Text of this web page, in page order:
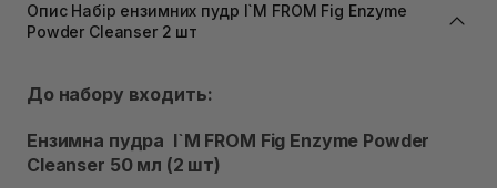
Самовивіз м. Львів, вул. Степана Бандери 45
Немає в наявності!
Немає в наявності!
Самовивіз м. Рівне, вул. Кулика і Гудачека 23 (ТЦ
Немає в наявності!
Опис Набір ензимних пудр I`M FROM Fig Enzyme
Powder Cleanser 2 шт
До набору входить:
Ензимна пудра I`M FROM Fig Enzyme Powder
Cleanser 50 мл (2 шт)